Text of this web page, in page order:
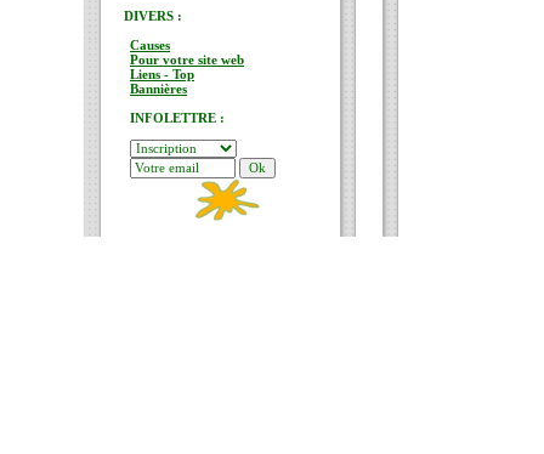
DIVERS :
Causes
Pour votre site web
Liens - Top
Bannières
INFOLETTRE :